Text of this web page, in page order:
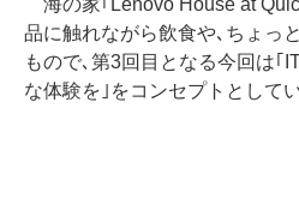
海の家｢Lenovo House at
品に触れながら飲食や､ちょっ
もので､第3回目となる今回は｢
な体験を｣をコンセプトとして